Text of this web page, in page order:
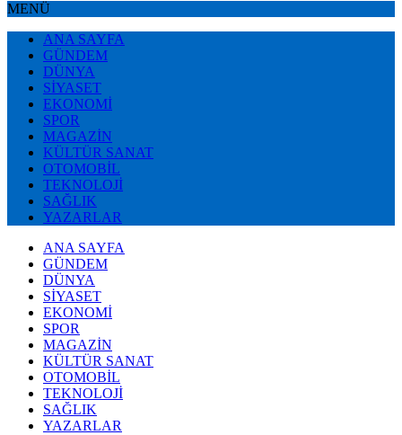
MENÜ
ANA SAYFA
GÜNDEM
DÜNYA
SİYASET
EKONOMİ
SPOR
MAGAZİN
KÜLTÜR SANAT
OTOMOBİL
TEKNOLOJİ
SAĞLIK
YAZARLAR
ANA SAYFA
GÜNDEM
DÜNYA
SİYASET
EKONOMİ
SPOR
MAGAZİN
KÜLTÜR SANAT
OTOMOBİL
TEKNOLOJİ
SAĞLIK
YAZARLAR